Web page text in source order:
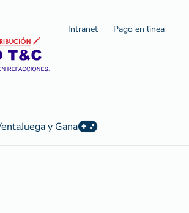
Intranet Pago en linea
Juega y Gana